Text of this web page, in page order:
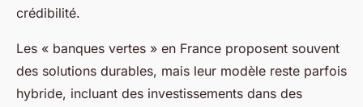
crédibilité.
Les « banques vertes » en France proposent souvent
des solutions durables, mais leur modèle reste parfois
hybride, incluant des investissements dans des